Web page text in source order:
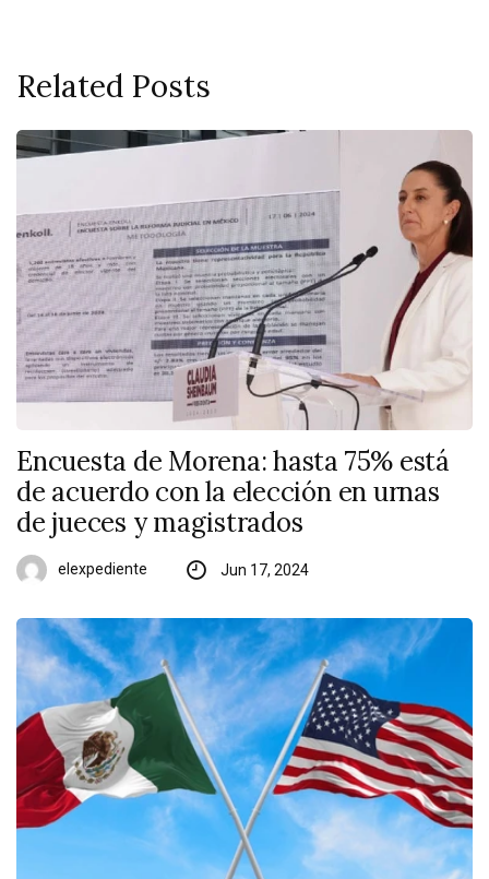
Related Posts
Encuesta de Morena: hasta 75% está
de acuerdo con la elección en urnas
de jueces y magistrados
elexpediente Jun 17, 2024